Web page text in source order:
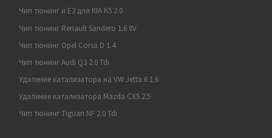
Чип тюнинг и E2 для KIA K5 2.0
Чип тюнинг Renault Sandero 1.6 8V
Чип тюнинг Opel Corsa D 1.4
Чип тюнинг Audi Q3 2.0 Tdi
Удаление катализатора на VW Jetta 6 1.6
Удаление катализатора Mazda CX5 2.5
Чип тюнинг Tiguan NF 2.0 Tdi